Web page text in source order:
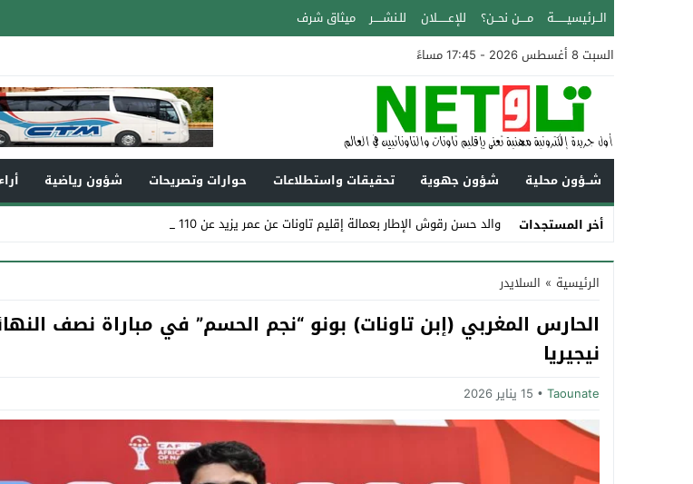
الــرئيسيـــــــة مــــن نحــن؟ للإعــــــلان للـنشـــــر ميثاق شرف
السبت 8 أغسطس 2026 - 17:45 مساءً
شــؤون محلية شؤون جهوية تحقيقات واستطلاعات حوارات وتصريحات شؤون رياضية
أخر المستجدات
والد حسن رقوش الإطار بعمالة إقليم تاونات عن عمر يزيد عن 110سنة في ذمة الله
Stop
Previous
Next
الرئيسية » السلايدر
الحارس المغربي (إبن تاونات) بونو “نجم الحسم” في مباراة نصف
نيجيريا
Taounate 15 يناير 2026